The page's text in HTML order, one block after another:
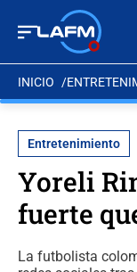
INICIO
Entretenimiento
Yoreli
fuerte
La futbolista